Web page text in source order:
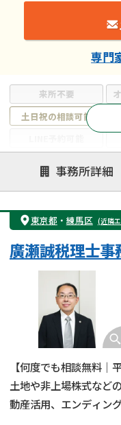
来所不要
土日祝の相談可能
注力案件
遺言書作成・遺言執行
遺産分割
相続手続き
成年後見・任意後見
相続トラブル
専門
事務所詳細
東京都 ・ 練馬区 (近隣
廣瀬誠税理士事
【何度でも相談無料｜
土地や非上場株式など
動産活用、エンディン